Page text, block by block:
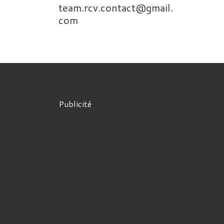
team.rcv.contact@gmail.
com
Publicité